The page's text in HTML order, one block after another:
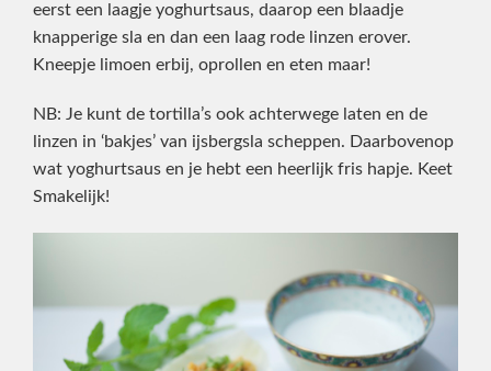
eerst een laagje yoghurtsaus, daarop een blaadje
knapperige sla en dan een laag rode linzen erover.
Kneepje limoen erbij, oprollen en eten maar!
NB: Je kunt de tortilla’s ook achterwege laten en de
linzen in ‘bakjes’ van ijsbergsla scheppen. Daarbovenop
wat yoghurtsaus en je hebt een heerlijk fris hapje. Keet
Smakelijk!